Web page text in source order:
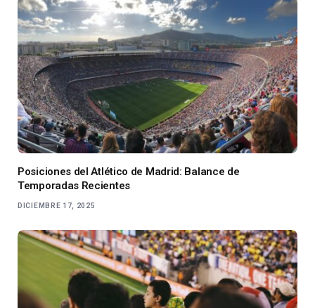
Posiciones del Atlético de Madrid: Balance de
Temporadas Recientes
DICIEMBRE 17, 2025